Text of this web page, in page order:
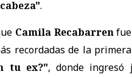
.
Camila Recabarrenfue
recordadas de la
tu ex?", donde ingresó